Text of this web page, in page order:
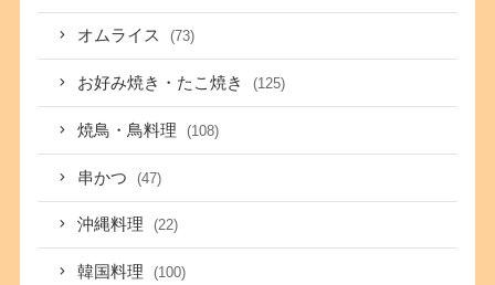
オムライス (73)
お好み焼き・たこ焼き (125)
焼鳥・鳥料理 (108)
串かつ (47)
沖縄料理 (22)
韓国料理 (100)